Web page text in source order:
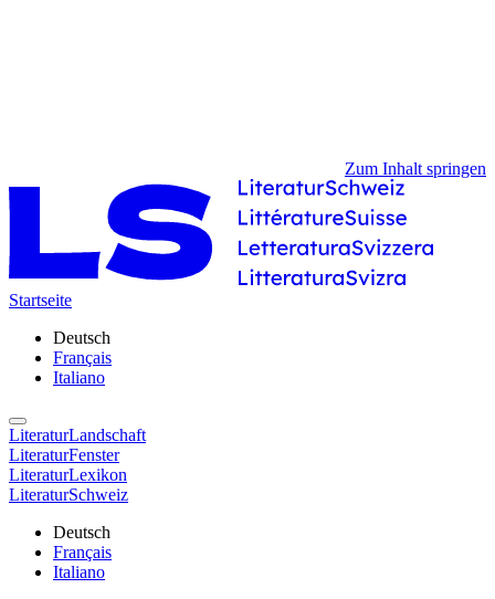
Zum Inhalt springen
Startseite
Deutsch
Français
Italiano
LiteraturLandschaft
LiteraturFenster
LiteraturLexikon
LiteraturSchweiz
Deutsch
Français
Italiano